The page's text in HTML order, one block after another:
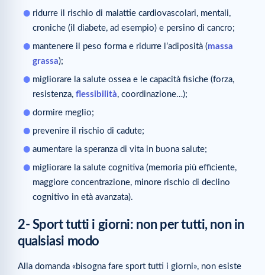
ridurre il rischio di malattie cardiovascolari, mentali,
croniche (il diabete, ad esempio) e persino di cancro;
mantenere il peso forma e ridurre l’adiposità (massa
grassa);
migliorare la salute ossea e le capacità fisiche (forza,
resistenza, flessibilità, coordinazione…);
dormire meglio;
prevenire il rischio di cadute;
aumentare la speranza di vita in buona salute;
migliorare la salute cognitiva (memoria più efficiente,
maggiore concentrazione, minore rischio di declino
cognitivo in età avanzata).
2- Sport tutti i giorni: non per tutti, non in
qualsiasi modo
Alla domanda «bisogna fare sport tutti i giorni», non esiste